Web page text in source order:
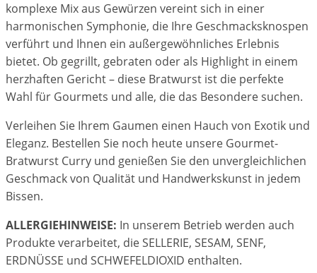
komplexe Mix aus Gewürzen vereint sich in einer
harmonischen Symphonie, die Ihre Geschmacksknospen
verführt und Ihnen ein außergewöhnliches Erlebnis
bietet. Ob gegrillt, gebraten oder als Highlight in einem
herzhaften Gericht – diese Bratwurst ist die perfekte
Wahl für Gourmets und alle, die das Besondere suchen.
Verleihen Sie Ihrem Gaumen einen Hauch von Exotik und
Eleganz. Bestellen Sie noch heute unsere Gourmet-
Bratwurst Curry und genießen Sie den unvergleichlichen
Geschmack von Qualität und Handwerkskunst in jedem
Bissen.
ALLERGIEHINWEISE: In unserem Betrieb werden auch
Produkte verarbeitet, die SELLERIE, SESAM, SENF,
ERDNÜSSE und SCHWEFELDIOXID enthalten.